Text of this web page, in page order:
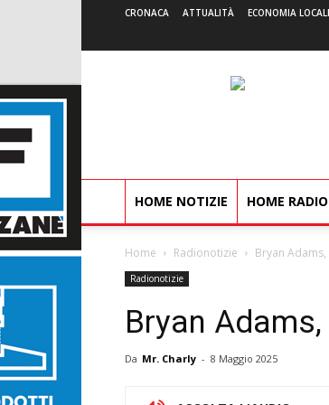
CRONACA ATTUALITÀ ECONOMIA
HOME NOTIZIE HOME RADIO
Home Radionotizie Bryan
Radionotizie
Bryan
Da Mr. Charly - 8 Maggio 2025